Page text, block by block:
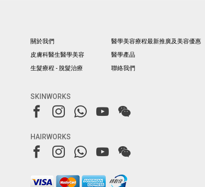
關於我們
皮膚科醫生醫學美容
生髮療程 - 脫髮治療
醫學美容療程最新推廣及美容優惠
醫學產品
聯絡我們
SKINWORKS
HAIRWORKS